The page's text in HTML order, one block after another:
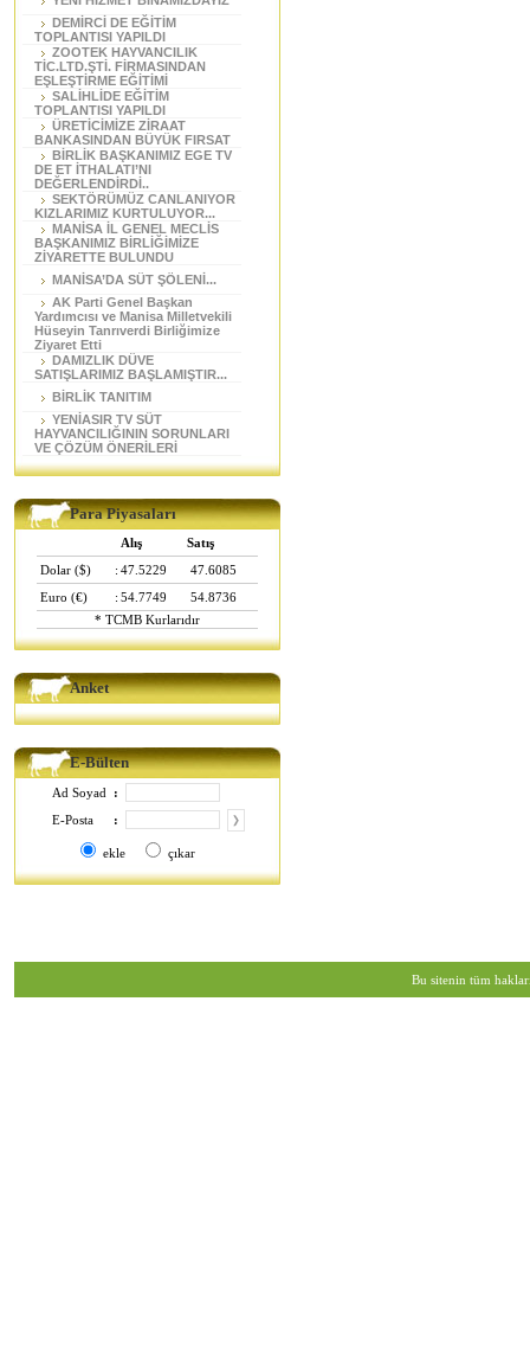
DEMİRCİ DE EĞİTİM
TOPLANTISI YAPILDI
ZOOTEK HAYVANCILIK
TİC.LTD.ŞTİ. FİRMASINDAN
EŞLEŞTİRME EĞİTİMİ
SALİHLİDE EĞİTİM
TOPLANTISI YAPILDI
ÜRETİCİMİZE ZİRAAT
BANKASINDAN BÜYÜK FIRSAT
BİRLİK BAŞKANIMIZ EGE TV
DE ET İTHALATI’NI
DEĞERLENDİRDİ..
SEKTÖRÜMÜZ CANLANIYOR
KIZLARIMIZ KURTULUYOR...
MANİSA İL GENEL MECLİS
BAŞKANIMIZ BİRLİĞİMİZE
ZİYARETTE BULUNDU
MANİSA’DA SÜT ŞÖLENİ...
AK Parti Genel Başkan
Yardımcısı ve Manisa Milletvekili
Hüseyin Tanrıverdi Birliğimize
Ziyaret Etti
DAMIZLIK DÜVE
SATIŞLARIMIZ BAŞLAMIŞTIR...
BİRLİK TANITIM
YENİASIR TV SÜT
HAYVANCILIĞININ SORUNLARI
VE ÇÖZÜM ÖNERİLERİ
Para Piyasaları
Alış
Satış
Dolar ($)
: 47.5229
47.6085
Euro (€)
: 54.7749
54.8736
* TCMB Kurlarıdır
Anket
E-Bülten
Ad Soyad
:
E-Posta
:
ekle çıkar
Bu sitenin tüm